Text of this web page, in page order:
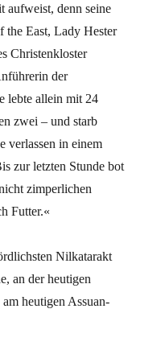
aufweist, denn seine
the East, Lady Hester
Christenkloster
der
lebte allein mit 24
zwei – und starb
verlassen in einem
zur letzten Stunde bot
zimperlichen
Futter.«
Nilkatarakt
an der heutigen
heutigen Assuan-